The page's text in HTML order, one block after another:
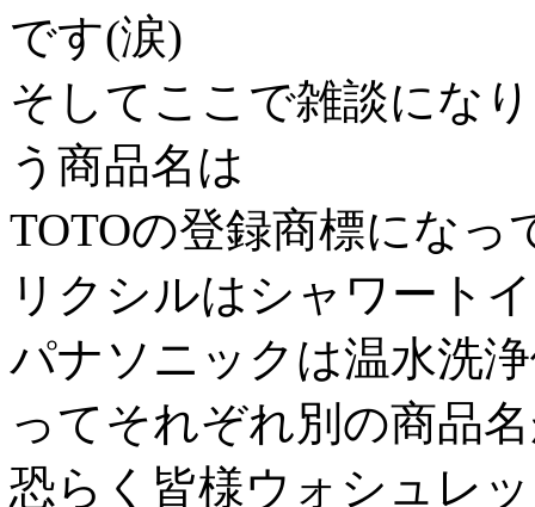
です(涙)
そしてここで雑談にな
う商品名は
TOTOの登録商標になっ
リクシルはシャワート
パナソニックは温水洗
ってそれぞれ別の商品
恐らく皆様ウォシュレ